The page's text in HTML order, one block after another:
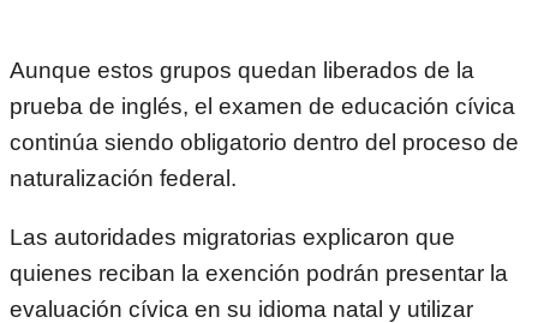
Aunque estos grupos quedan liberados de la
prueba de inglés, el examen de educación cívica
continúa siendo obligatorio dentro del proceso de
naturalización federal.
Las autoridades migratorias explicaron que
quienes reciban la exención podrán presentar la
evaluación cívica en su idioma natal y utilizar